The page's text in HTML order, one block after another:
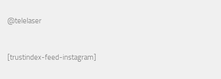
@telelaser
[trustindex-feed-instagram]